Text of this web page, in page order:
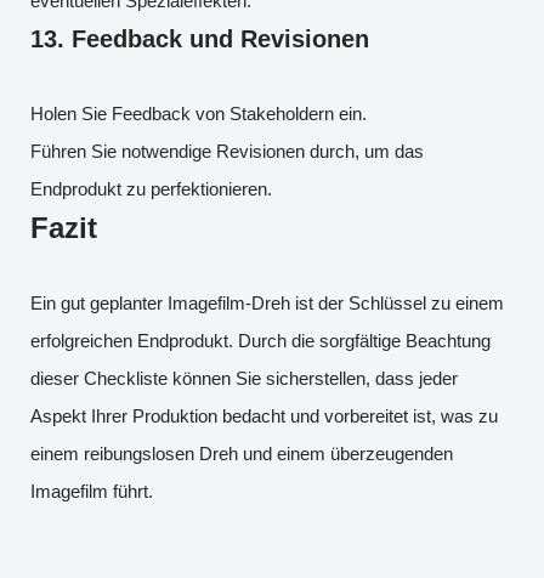
13. Feedback und Revisionen
Holen Sie Feedback von Stakeholdern ein.
Führen Sie notwendige Revisionen durch, um das
Endprodukt zu perfektionieren.
Fazit
Ein gut geplanter Imagefilm-Dreh ist der Schlüssel zu einem
erfolgreichen Endprodukt. Durch die sorgfältige Beachtung
dieser Checkliste können Sie sicherstellen, dass jeder
Aspekt Ihrer Produktion bedacht und vorbereitet ist, was zu
einem reibungslosen Dreh und einem überzeugenden
Imagefilm führt.